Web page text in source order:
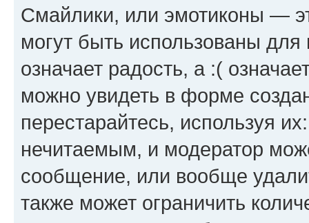
Смайлики, или эмотиконы —
могут быть использованы
означает радость, а :(
можно увидеть в форме
перестарайтесь, используя
нечитаемым, и модератор
сообщение, или вообще
также может ограничить